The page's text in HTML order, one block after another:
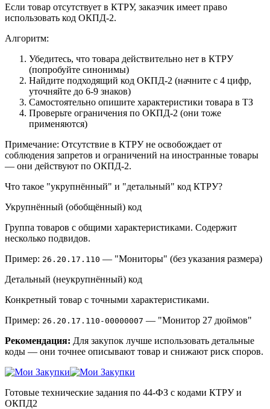
Если товар отсутствует в КТРУ, заказчик имеет право
использовать код ОКПД-2.
Алгоритм:
Убедитесь, что товара действительно нет в КТРУ
(попробуйте синонимы)
Найдите подходящий код ОКПД-2 (начните с 4 цифр,
уточняйте до 6-9 знаков)
Самостоятельно опишите характеристики товара в ТЗ
Проверьте ограничения по ОКПД-2 (они тоже
применяются)
Примечание: Отсутствие в КТРУ не освобождает от
соблюдения запретов и ограничений на иностранные товары
— они действуют по ОКПД-2.
Что такое "укрупнённый" и "детальный" код КТРУ?
Укрупнённый (обобщённый) код
Группа товаров с общими характеристиками. Содержит
несколько подвидов.
Пример: 26.20.17.110 — "Мониторы" (без указания размера)
Детальный (неукрупнённый) код
Конкретный товар с точными характеристиками.
Пример: 26.20.17.110-00000007 — "Монитор 27 дюймов"
Рекомендация: Для закупок лучше использовать детальные
коды — они точнее описывают товар и снижают риск споров.
Готовые технические задания по 44-ФЗ с кодами КТРУ и
ОКПД2